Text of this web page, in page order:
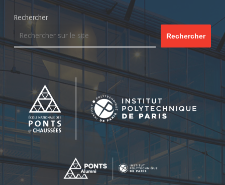
Rechercher
Rechercher